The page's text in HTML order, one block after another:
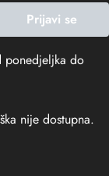
Prijavi se
ponedjeljka do
nije dostupna.